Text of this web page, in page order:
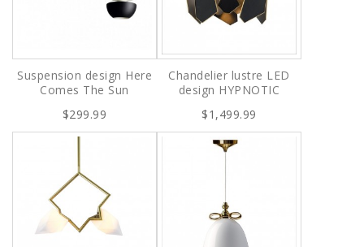
Suspension design Here
Comes The Sun
$299.99
Chandelier lustre LED
design HYPNOTIC
$1,499.99